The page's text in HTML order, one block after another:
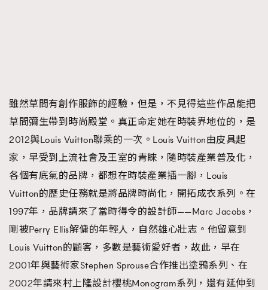
雖然草間有創作服飾的經驗，但是，不見得這些作品能把
草間彌生帶到時尚殿堂。真正命定她在時裝界地位的，是
2012與Louis Vuitton聯乘的一次。Louis Vuitton由皮具起
家，早受到上流社會及王室的青睞，隨時裝產業普及化，
各個有底氣的品牌，都想在時裝產業插一腳，Louis
Vuitton的歷史任務就是將品牌時尚化，開拓成衣系列。在
1997年，品牌請來了當時得令的設計師——Marc Jacobs，
剛被Perry Ellis解傭的年輕人，自然雄心壯志。他留意到
Louis Vuitton的顧客，多數是藝術愛好者，故此，早在
2001年與藝術家Stephen Sprouse合作推出塗鴉系列、在
2002年請來村上隆設計櫻桃Monogram系列，還有延伸到